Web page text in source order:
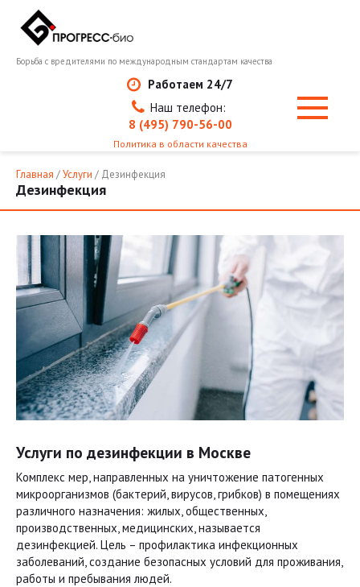
Перейти
контенту
Борьба с вредителями по международным стандартам качества
Работаем 24/7
Наш телефон:
8 (495) 790-56-00
Политика в области качества
Главная /Услуги / Дезинфекция
Дезинфекция
Услуги по дезинфекции в Москве
Комплекс мер, направленных на уничтожение патогенных
микроорганизмов (бактерий, вирусов, грибков) в помещениях
различного назначения: жилых, общественных,
производственных, медицинских, называется
дезинфекцией. Цель – профилактика инфекционных
заболеваний, создание безопасных условий для проживания,
работы и пребывания людей.